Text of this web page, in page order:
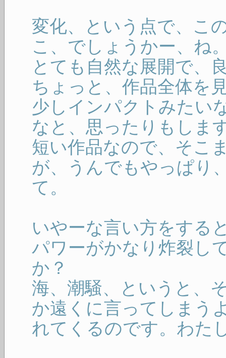
変化、という点で、こ
こ、でしょうかー、ね
とても自然な展開で、
ちょっと、作品全体を
少しインパクトみたい
なと、思ったりもしま
短い作品なので、そこ
が、うんでもやっぱり
て。
いやーな言い方をする
パワーがかなり炸裂し
か？
海、潮騒、というと、
か遠くに言ってしまう
れてくるのです。わた